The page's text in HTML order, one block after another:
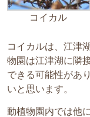
コイカル
コイカルは、江津
物園は江津湖に隣
できる可能性があ
いと思います。
動植物園内では他